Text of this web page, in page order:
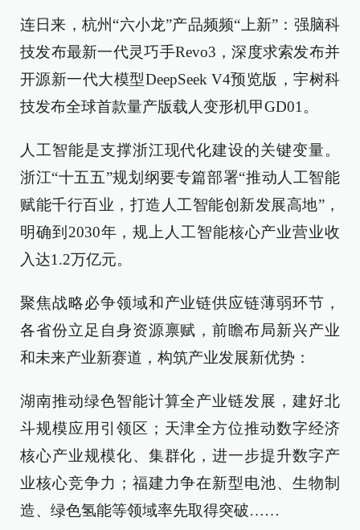
连日来，杭州“六小龙”产品频频“上新”：强脑科
技发布最新一代灵巧手Revo3，深度求索发布并
开源新一代大模型DeepSeek V4预览版，宇树科
技发布全球首款量产版载人变形机甲GD01。
人工智能是支撑浙江现代化建设的关键变量。
浙江“十五五”规划纲要专篇部署“推动人工智能
赋能千行百业，打造人工智能创新发展高地”，
明确到2030年，规上人工智能核心产业营业收
入达1.2万亿元。
聚焦战略必争领域和产业链供应链薄弱环节，
各省份立足自身资源禀赋，前瞻布局新兴产业
和未来产业新赛道，构筑产业发展新优势：
湖南推动绿色智能计算全产业链发展，建好北
斗规模应用引领区；天津全方位推动数字经济
核心产业规模化、集群化，进一步提升数字产
业核心竞争力；福建力争在新型电池、生物制
造、绿色氢能等领域率先取得突破……